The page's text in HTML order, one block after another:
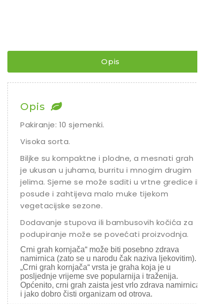
Opis
Opis
Pakiranje: 10 sjemenki.
Visoka sorta.
Biljke su kompaktne i plodne, a mesnati grah
je ukusan u juhama, burritu i mnogim drugim
jelima. Sjeme se može saditi u vrtne gredice ili
posude i zahtijeva malo muke tijekom
vegetacijske sezone.
Dodavanje stupova ili bambusovih kočića za
podupiranje može se povećati proizvodnja.
Crni grah kornjača“ može biti posebno zdrava
namirnica (zato se u narodu čak naziva ljekovitim).
„Crni grah kornjača“ vrsta je graha koja je u
posljednje vrijeme sve popularnija i traženija.
Općenito, crni grah zaista jest vrlo zdrava namirnica
i jako dobro čisti organizam od otrova.